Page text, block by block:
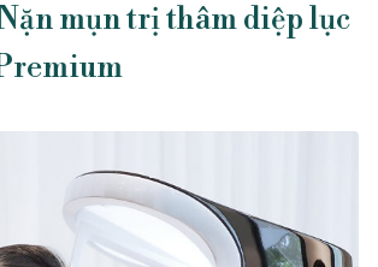
mụn trị thâm diệp lục